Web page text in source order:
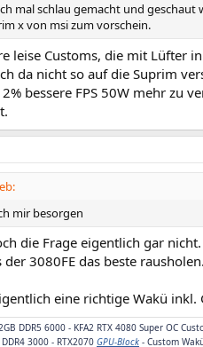
mal schlau gemacht und geschaut
x von msi zum vorschein.
leise Customs, die mit Lüfter
da nicht so auf die Suprim
bessere FPS 50W mehr zu
mir besorgen
die Frage eigentlich gar
3080FE das beste rausholen.
eine richtige Wakü inkl.
DDR5 6000 - KFA2 RTX 4080 Super OC
3000 - RTX2070 GPU-Block - Custom